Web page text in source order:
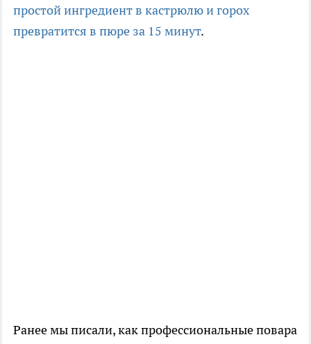
простой ингредиент в кастрюлю и горох
превратится в пюре за 15 минут.
Ранее мы писали, как профессиональные повара